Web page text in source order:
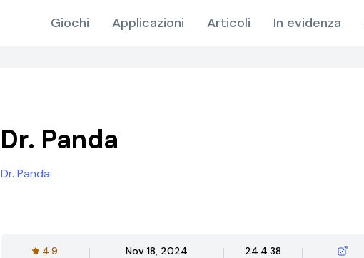
Giochi Applicazioni Articoli In evidenza
Dr. Panda
Dr. Panda
4.9 Nov 18, 2024 24.4.38